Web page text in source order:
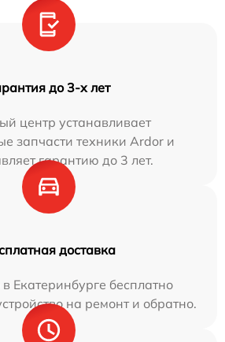
до 3-х лет
центр устанавливает
запчасти техники Ardor и
гарантию до 3 лет.
доставка
Екатеринбурге бесплатно
на ремонт и обратно.